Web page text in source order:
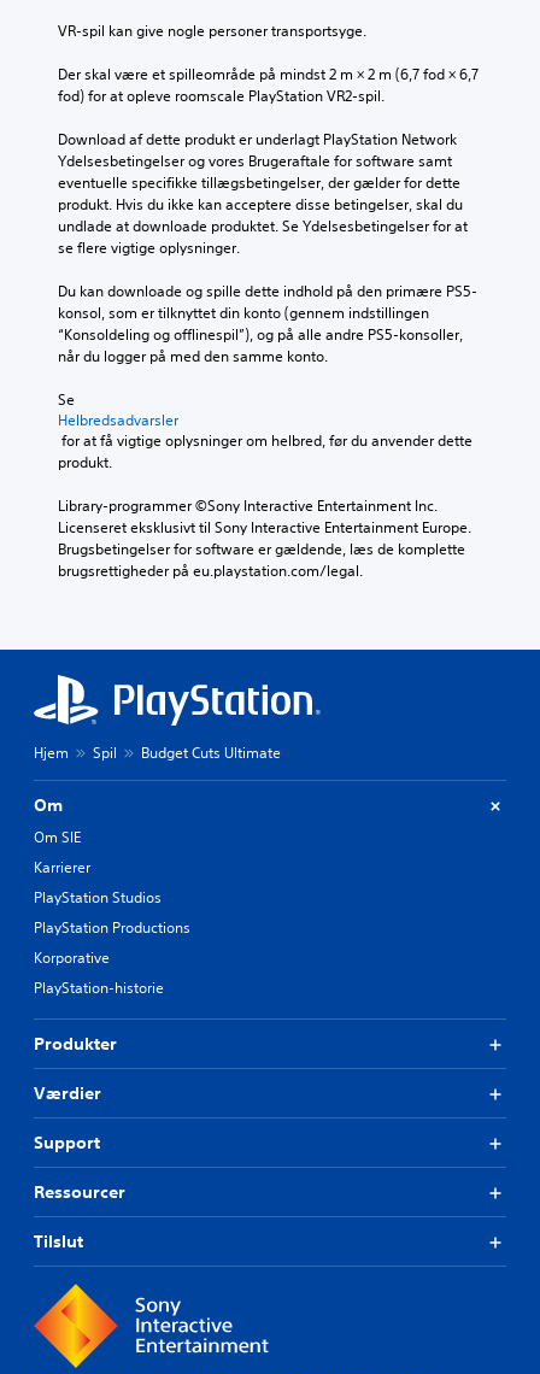
VR-spil kan give nogle personer transportsyge.
Der skal være et spilleområde på mindst 2 m × 2 m (6,7 fod × 6,7
fod) for at opleve roomscale PlayStation VR2-spil.
Download af dette produkt er underlagt PlayStation Network
Ydelsesbetingelser og vores Brugeraftale for software samt
eventuelle specifikke tillægsbetingelser, der gælder for dette
produkt. Hvis du ikke kan acceptere disse betingelser, skal du
undlade at downloade produktet. Se Ydelsesbetingelser for at
se flere vigtige oplysninger.
Du kan downloade og spille dette indhold på den primære PS5-
konsol, som er tilknyttet din konto (gennem indstillingen
“Konsoldeling og offlinespil”), og på alle andre PS5-konsoller,
når du logger på med den samme konto.
Se
Helbredsadvarsler
produkt.
Library-programmer ©Sony Interactive Entertainment Inc.
Licenseret eksklusivt til Sony Interactive Entertainment Europe.
Brugsbetingelser for software er gældende, læs de komplette
brugsrettigheder på eu.playstation.com/legal.
Hjem Spil Budget Cuts Ultimate
Om
Om SIE
Karrierer
PlayStation Studios
PlayStation Productions
Korporative
PlayStation-historie
Produkter
Værdier
Support
Ressourcer
Tilslut